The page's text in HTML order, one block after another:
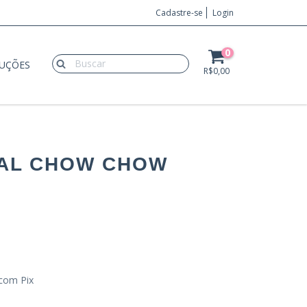
Cadastre-se Login
0
R$0,00
CHOW CHOW
Pix